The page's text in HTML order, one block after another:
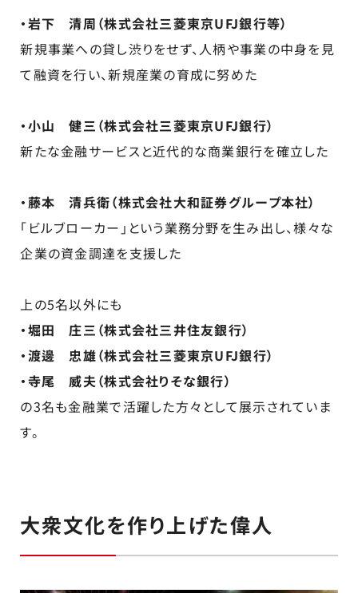
・岩下 清周（株式会社三菱東京UFJ銀行等）
新規事業への貸し渋りをせず、人柄や事業の中身を見
て融資を行い、新規産業の育成に努めた
・小山 健三（株式会社三菱東京UFJ銀行）
新たな金融サービスと近代的な商業銀行を確立した
・藤本 清兵衛（株式会社大和証券グループ本社）
「ビルブローカー」という業務分野を生み出し、様々な
企業の資金調達を支援した
上の5名以外にも
・堀田 庄三（株式会社三井住友銀行）
・渡邊 忠雄（株式会社三菱東京UFJ銀行）
・寺尾 威夫（株式会社りそな銀行）
の3名も金融業で活躍した方々として展示されていま
す。
大衆文化を作り上げた偉人